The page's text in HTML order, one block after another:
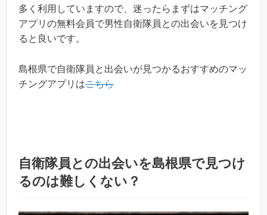
多く利用していますので、迷ったらまずはマッチング
アプリの無料会員で男性自衛隊員との出会いを見つけ
ると良いです。
島根県で自衛隊員と出会いが見つかるおすすめのマッ
チングアプリはこちら
自衛隊員との出会いを島根県で見つけ
るのは難しくない？